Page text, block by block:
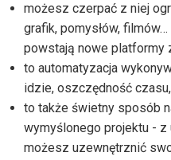
możesz czerpać z niej
grafik, pomysłów,
powstają nowe platformy
to automatyzacja
idzie, oszczędność
to także świetny sposób
wymyślonego projektu - z
możesz uzewnętrznić